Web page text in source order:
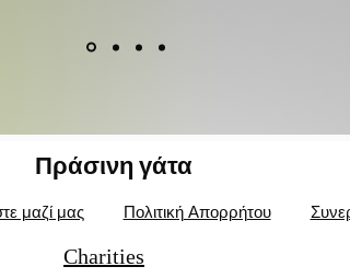
Πράσινη γάτα
μαζί μας Πολιτική Απορρήτου
Charities